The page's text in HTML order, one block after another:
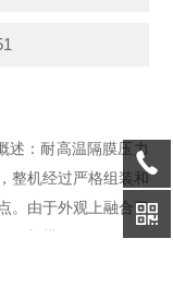
述：耐高温隔膜压力
整机经过严格组装和
。由于外观上融合了
与横河EJA）的结